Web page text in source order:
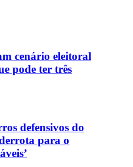
cenário eleitoral
pode ter três
defensivos do
para o